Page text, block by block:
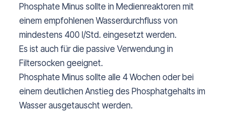
Phosphate Minus sollte in Medienreaktoren mit
einem empfohlenen Wasserdurchfluss von
mindestens 400 l/Std. eingesetzt werden.
Es ist auch für die passive Verwendung in
Filtersocken geeignet.
Phosphate Minus sollte alle 4 Wochen oder bei
einem deutlichen Anstieg des Phosphatgehalts im
Wasser ausgetauscht werden.